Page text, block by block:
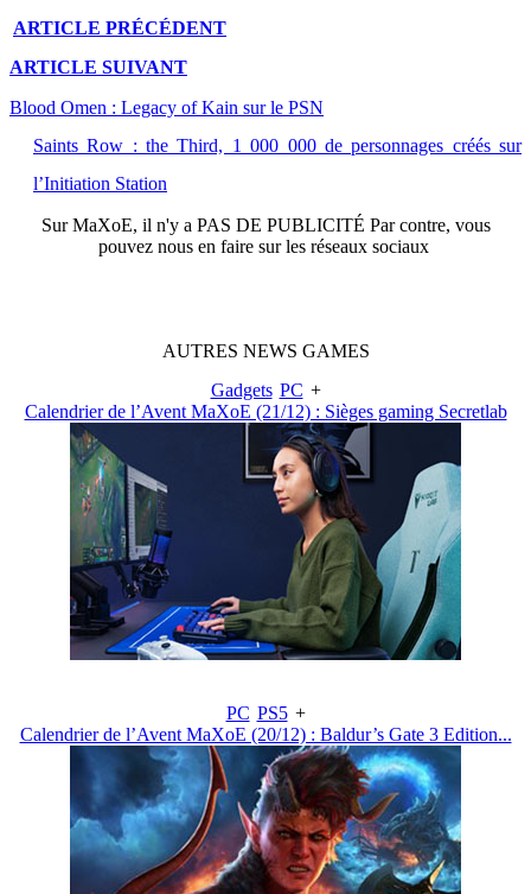
ARTICLE PRÉCÉDENT
ARTICLE SUIVANT
Blood Omen : Legacy of Kain sur le PSN
Saints Row : the Third, 1 000 000 de personnages créés sur
l’Initiation Station
SurMaXoE, il n'y a PAS DE PUBLICITÉ Par contre, vous
pouvez nous en faire sur les réseaux sociaux
AUTRES NEWS GAMES
Gadgets PC +
Calendrier de l’Avent MaXoE (21/12) : Sièges gaming Secretlab
PC PS5 +
Calendrier de l’Avent MaXoE (20/12) : Baldur’s Gate 3 Edition...